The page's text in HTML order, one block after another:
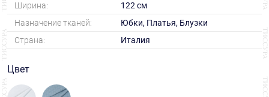
Ширина:
122 см
Назначение тканей:
Юбки, Платья, Блузки
Страна:
Италия
Цвет